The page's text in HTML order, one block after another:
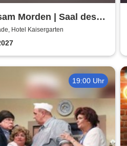
Morden | Saal des
Kaisergarten
Hotel Kaisergarten
19:00 Uhr